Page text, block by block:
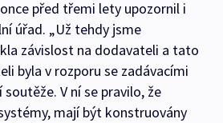
před třemi lety upozornil i
úřad. „Už tehdy jsme
závislost na dodavateli a tato
byla v rozporu se zadávacími
V ní se pravilo, že
mají být konstruovány